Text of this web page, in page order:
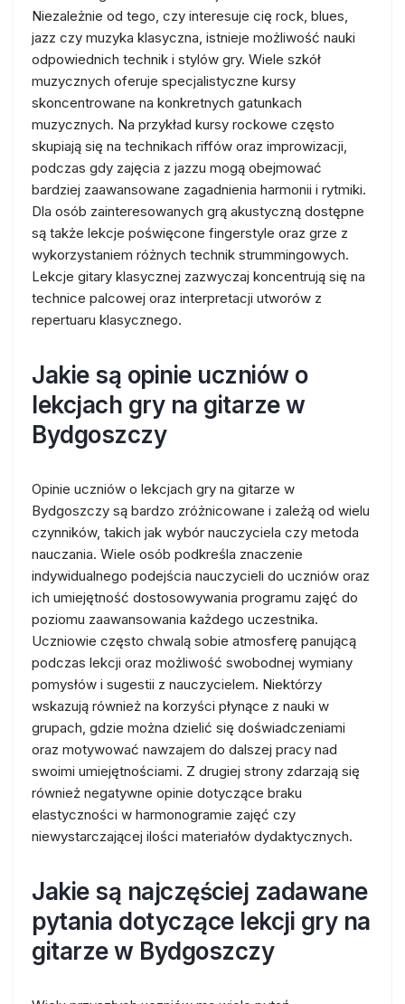
Niezależnie od tego, czy interesuje cię rock, blues,
jazz czy muzyka klasyczna, istnieje możliwość nauki
odpowiednich technik i stylów gry. Wiele szkół
muzycznych oferuje specjalistyczne kursy
skoncentrowane na konkretnych gatunkach
muzycznych. Na przykład kursy rockowe często
skupiają się na technikach riffów oraz improwizacji,
podczas gdy zajęcia z jazzu mogą obejmować
bardziej zaawansowane zagadnienia harmonii i rytmiki.
Dla osób zainteresowanych grą akustyczną dostępne
są także lekcje poświęcone fingerstyle oraz grze z
wykorzystaniem różnych technik strummingowych.
Lekcje gitary klasycznej zazwyczaj koncentrują się na
technice palcowej oraz interpretacji utworów z
repertuaru klasycznego.
Jakie są opinie uczniów o
lekcjach gry na gitarze w
Bydgoszczy
Opinie uczniów o lekcjach gry na gitarze w
Bydgoszczy są bardzo zróżnicowane i zależą od wielu
czynników, takich jak wybór nauczyciela czy metoda
nauczania. Wiele osób podkreśla znaczenie
indywidualnego podejścia nauczycieli do uczniów oraz
ich umiejętność dostosowywania programu zajęć do
poziomu zaawansowania każdego uczestnika.
Uczniowie często chwalą sobie atmosferę panującą
podczas lekcji oraz możliwość swobodnej wymiany
pomysłów i sugestii z nauczycielem. Niektórzy
wskazują również na korzyści płynące z nauki w
grupach, gdzie można dzielić się doświadczeniami
oraz motywować nawzajem do dalszej pracy nad
swoimi umiejętnościami. Z drugiej strony zdarzają się
również negatywne opinie dotyczące braku
elastyczności w harmonogramie zajęć czy
niewystarczającej ilości materiałów dydaktycznych.
Jakie są najczęściej zadawane
pytania dotyczące lekcji gry na
gitarze w Bydgoszczy